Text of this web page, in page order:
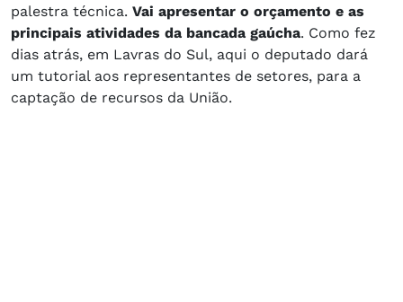
palestra técnica. Vai apresentar o orçamento e as
principais atividades da bancada gaúcha. Como fez
dias atrás, em Lavras do Sul, aqui o deputado dará
um tutorial aos representantes de setores, para a
captação de recursos da União.